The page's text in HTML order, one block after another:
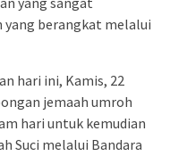
yang berangkat melalui
hari ini, Kamis, 22
jemaah umroh
hari untuk kemudian
Suci melalui Bandara